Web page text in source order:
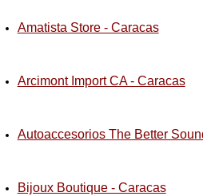
Amatista Store - Caracas
Arcimont Import CA - Caracas
Autoaccesorios The Better
Bijoux Boutique - Caracas